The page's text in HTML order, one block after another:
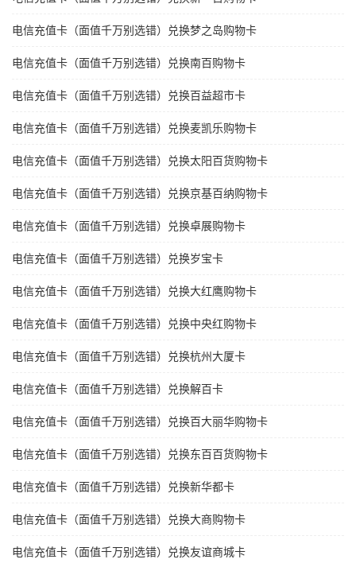
电信充值卡（面值千万别选错）兑换梦之岛购物卡
电信充值卡（面值千万别选错）兑换南百购物卡
电信充值卡（面值千万别选错）兑换百益超市卡
电信充值卡（面值千万别选错）兑换麦凯乐购物卡
电信充值卡（面值千万别选错）兑换太阳百货购物卡
电信充值卡（面值千万别选错）兑换京基百纳购物卡
电信充值卡（面值千万别选错）兑换卓展购物卡
电信充值卡（面值千万别选错）兑换岁宝卡
电信充值卡（面值千万别选错）兑换大红鹰购物卡
电信充值卡（面值千万别选错）兑换中央红购物卡
电信充值卡（面值千万别选错）兑换杭州大厦卡
电信充值卡（面值千万别选错）兑换解百卡
电信充值卡（面值千万别选错）兑换百大丽华购物卡
电信充值卡（面值千万别选错）兑换东百百货购物卡
电信充值卡（面值千万别选错）兑换新华都卡
电信充值卡（面值千万别选错）兑换大商购物卡
电信充值卡（面值千万别选错）兑换友谊商城卡